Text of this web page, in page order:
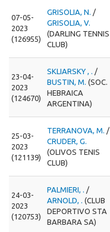
07-05-
2023
(126955)
GRISOLIA, N. /
GRISOLIA, V.
(DARLING TENNIS
CLUB)
23-04-
2023
(124670)
SKLIARSKY , . /
BUSTIN, M. (SOC.
HEBRAICA
ARGENTINA)
25-03-
2023
(121139)
TERRANOVA, M. /
CRUDER, G.
(OLIVOS TENIS
CLUB)
24-03-
2023
(120753)
PALMIERI, . /
ARNOLD, . (CLUB
DEPORTIVO STA
BARBARA SA)